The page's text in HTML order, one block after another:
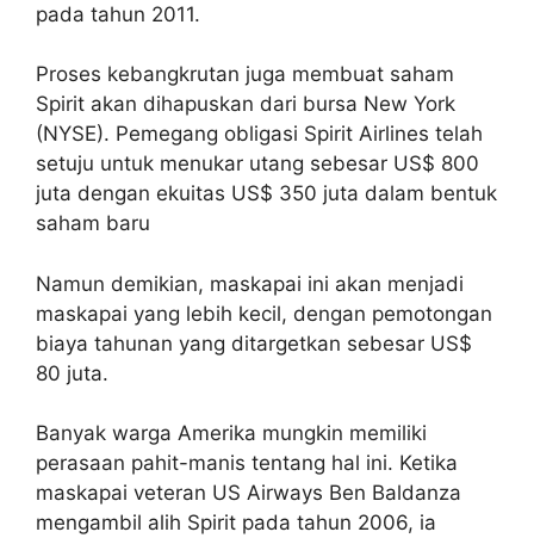
pada tahun 2011.
Proses kebangkrutan juga membuat saham
Spirit akan dihapuskan dari bursa New York
(NYSE). Pemegang obligasi Spirit Airlines telah
setuju untuk menukar utang sebesar US$ 800
juta dengan ekuitas US$ 350 juta dalam bentuk
saham baru
Namun demikian, maskapai ini akan menjadi
maskapai yang lebih kecil, dengan pemotongan
biaya tahunan yang ditargetkan sebesar US$
80 juta.
Banyak warga Amerika mungkin memiliki
perasaan pahit-manis tentang hal ini. Ketika
maskapai veteran US Airways Ben Baldanza
mengambil alih Spirit pada tahun 2006, ia